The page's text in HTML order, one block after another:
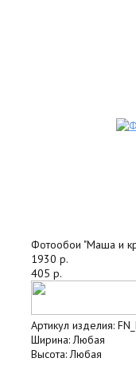
Фотообои "Маша и
1930 р.
405 р.
Артикул изделия:
Ширина:Любая
Высота:Любая